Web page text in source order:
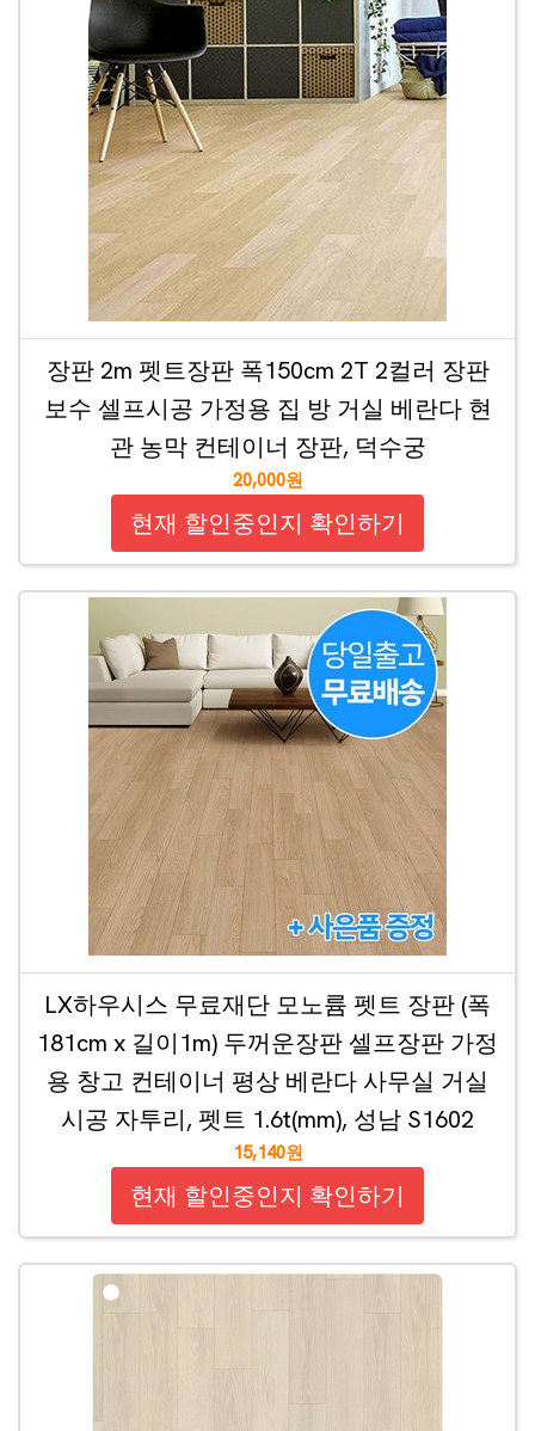
장판 2m 펫트장판 폭150cm 2T 2컬러 장판
보수 셀프시공 가정용 집 방 거실 베란다 현
관 농막 컨테이너 장판, 덕수궁
20,000원
현재 할인중인지 확인하기
LX하우시스 무료재단 모노륨 펫트 장판 (폭
181cm x 길이1m) 두꺼운장판 셀프장판 가정
용 창고 컨테이너 평상 베란다 사무실 거실
시공 자투리, 펫트 1.6t(mm), 성남 S1602
15,140원
현재 할인중인지 확인하기